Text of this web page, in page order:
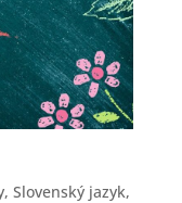
, Slovenský jazyk,